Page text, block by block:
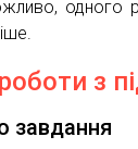
одного
з
завдання